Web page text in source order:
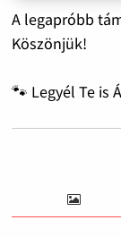
A legapróbb
Köszönjük!
🐾 Legyél Te is